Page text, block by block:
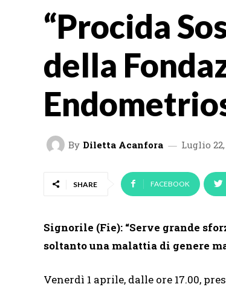
“Procida
della
By Diletta Acanfora Luglio 22,
SHARE FACEBOOK
Signorile (Fie): “Serve grande
soltanto una malattia di genere
Venerdì 1 aprile, dalle ore 17.00,